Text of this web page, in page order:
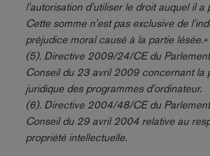
l'autorisation d'utiliser le droit auquel il a
Cette somme n'est pas exclusive de
préjudice moral causé à la partie lésée.»
(5). Directive 2009/24/CE du
Conseil du 23 avril 2009 concernant la
juridique des programmes d'ordinateur.
(6). Directive 2004/48/CE du
Conseil du 29 avril 2004 relative au
propriété intellectuelle.